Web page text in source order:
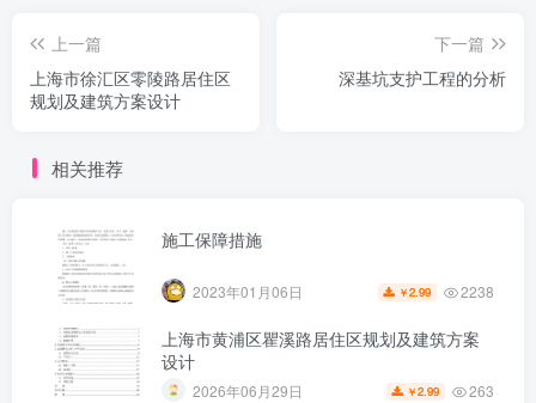
上一篇
上海市徐汇区零陵路居住区
规划及建筑方案设计
下一篇
深基坑支护工程的分析
相关推荐
施工保障措施
2023年01月06日 ￥2.99 2238
上海市黄浦区瞿溪路居住区规划及建筑方案
设计
2026年06月29日 ￥2.99 263